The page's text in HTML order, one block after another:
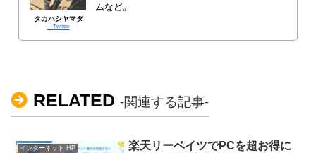
タカハシヤマダ
→Twitter
ムなど。
RELATED -関連する記事-
インターネット HP
楽天リーベイツでPCを超お得に